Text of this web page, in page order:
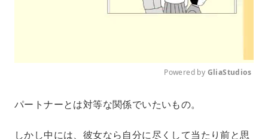
e
Powered by GliaStudios
パートナーとは対等な関係でいたいもの。
しかし中には、彼女なら自分に尽くして当たり前と思